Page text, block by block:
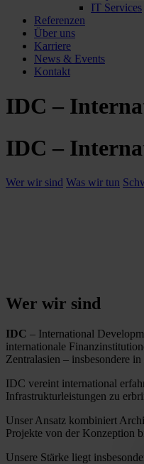
IT Services
Referenzen
Über uns
Karriere
News & Events
Kontakt
IDC –
IDC –
Wer wir sind Was wir tun
Wer wir sind
IDC – International
internationale
Zentralasien – insbesondere
IDC vereint international
Infrastrukturleistungen zu
Unser Ansatz kombiniert
Projekte von der Konzeption
Unsere Stärke liegt